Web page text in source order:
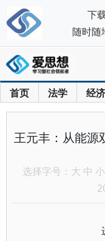
首页 法学 经
王元丰：从能源
选择字号： 大 中 小
下
随时随